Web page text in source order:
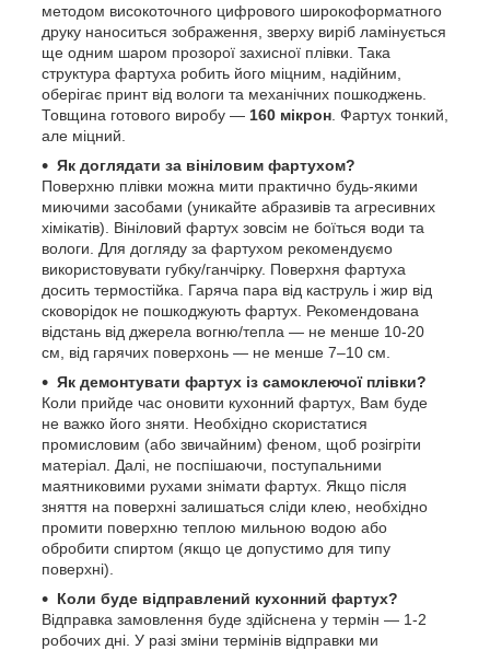
методом високоточного цифрового широкоформатного
друку наноситься зображення, зверху виріб ламінується
ще одним шаром прозорої захисної плівки. Така
структура фартуха робить його міцним, надійним,
оберігає принт від вологи та механічних пошкоджень.
Товщина готового виробу — 160 мікрон . Фартух тонкий,
але міцний.
Як доглядати за вініловим фартухом?
Поверхню плівки можна мити практично будь-якими
миючими засобами (уникайте абразивів та агресивних
хімікатів). Вініловий фартух зовсім не боїться води та
вологи. Для догляду за фартухом рекомендуємо
використовувати губку/ганчірку. Поверхня фартуха
досить термостійка. Гаряча пара від каструль і жир від
сковорідок не пошкоджують фартух. Рекомендована
відстань від джерела вогню/тепла — не менше 10-20
см, від гарячих поверхонь — не менше 7–10 см.
Як демонтувати фартух із самоклеючої плівки?
Коли прийде час оновити кухонний фартух, Вам буде
не важко його зняти. Необхідно скористатися
промисловим (або звичайним) феном, щоб розігріти
матеріал. Далі, не поспішаючи, поступальними
маятниковими рухами знімати фартух. Якщо після
зняття на поверхні залишаться сліди клею, необхідно
промити поверхню теплою мильною водою або
обробити спиртом (якщо це допустимо для типу
поверхні).
Коли буде відправлений кухонний фартух?
Відправка замовлення буде здійснена у термін — 1-2
робочих дні. У разі зміни термінів відправки ми